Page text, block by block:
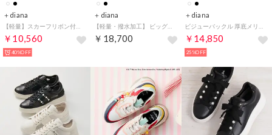
＋diana
￥10,560
40%OFF
＋diana
￥18,700
＋diana
￥14,850
25%OFF